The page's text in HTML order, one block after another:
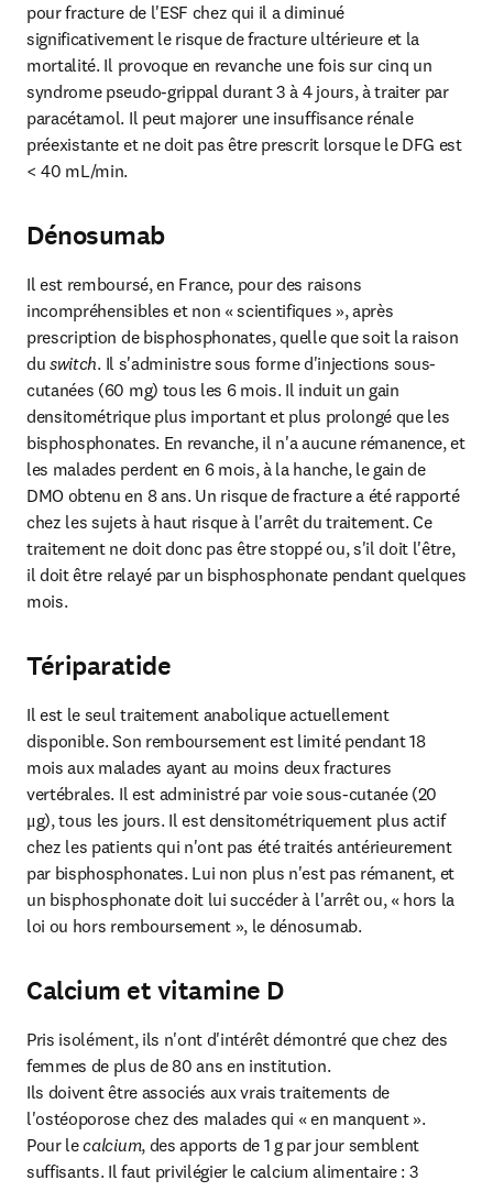
pour fracture de l'ESF chez qui il a diminué
significativement le risque de fracture ultérieure et la
mortalité. Il provoque en revanche une fois sur cinq un
syndrome pseudo-grippal durant 3 à 4 jours, à traiter par
paracétamol. Il peut majorer une insuffisance rénale
préexistante et ne doit pas être prescrit lorsque le DFG est
< 40 mL/min.
Dénosumab
Il est remboursé, en France, pour des raisons
incompréhensibles et non « scientifiques », après
prescription de bisphosphonates, quelle que soit la raison
du switch. Il s'administre sous forme d'injections sous-
cutanées (60 mg) tous les 6 mois. Il induit un gain
densitométrique plus important et plus prolongé que les
bisphosphonates. En revanche, il n'a aucune rémanence, et
les malades perdent en 6 mois, à la hanche, le gain de
DMO obtenu en 8 ans. Un risque de fracture a été rapporté
chez les sujets à haut risque à l'arrêt du traitement. Ce
traitement ne doit donc pas être stoppé ou, s'il doit l'être,
il doit être relayé par un bisphosphonate pendant quelques
mois.
Tériparatide
Il est le seul traitement anabolique actuellement
disponible. Son remboursement est limité pendant 18
mois aux malades ayant au moins deux fractures
vertébrales. Il est administré par voie sous-cutanée (20
μg), tous les jours. Il est densitométriquement plus actif
chez les patients qui n'ont pas été traités antérieurement
par bisphosphonates. Lui non plus n'est pas rémanent, et
un bisphosphonate doit lui succéder à l'arrêt ou, « hors la
loi ou hors remboursement », le dénosumab.
Calcium et vitamine D
Pris isolément, ils n'ont d'intérêt démontré que chez des
femmes de plus de 80 ans en institution.
Ils doivent être associés aux vrais traitements de
l'ostéoporose chez des malades qui « en manquent ».
Pour le calcium, des apports de 1 g par jour semblent
suffisants. Il faut privilégier le calcium alimentaire : 3